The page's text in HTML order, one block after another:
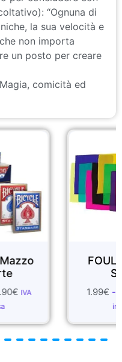
“Ognuna di
la sua velocità e
non importa
un posto per creare
comicità ed
FOULARDS DI
55.70 € IVA